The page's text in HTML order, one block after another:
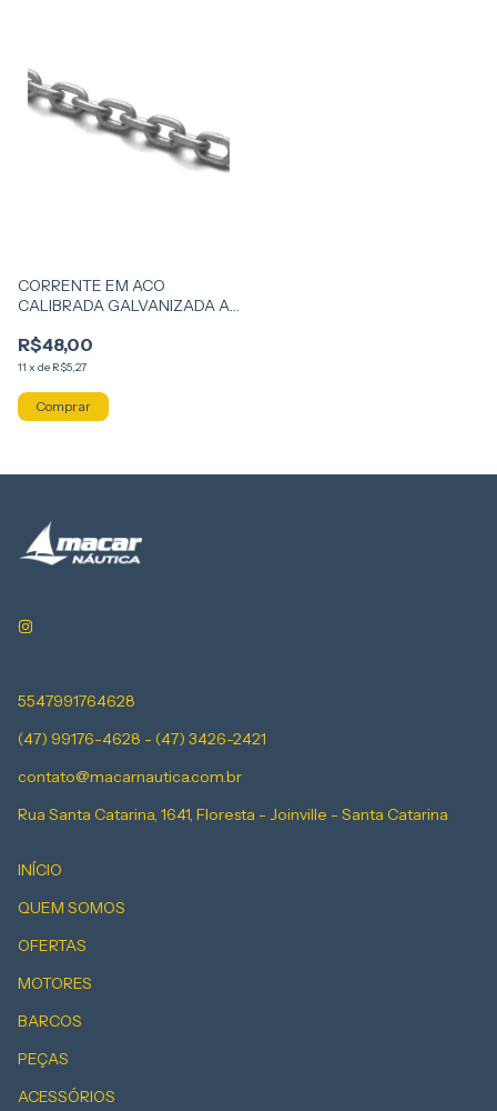
CORRENTE EM ACO
CALIBRADA GALVANIZADA A
UTILIZADO EM
EMBARCACOES
R$48,00
11 x de R$5,27
5547991764628
(47) 99176-4628 - (47) 3426-2421
contato@macarnautica.com.br
Rua Santa Catarina, 1641, Floresta - Joinville - Santa Catarina
INÍCIO
QUEM SOMOS
OFERTAS
MOTORES
BARCOS
PEÇAS
ACESSÓRIOS